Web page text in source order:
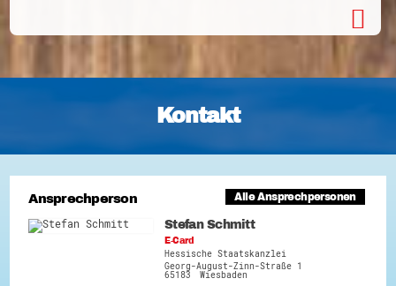
Kontakt
Ansprechperson Alle Ansprechpersonen
Stefan Schmitt
E-Card
Hessische Staatskanzlei
Georg-August-Zinn-Straße 1
65183
Wiesbaden